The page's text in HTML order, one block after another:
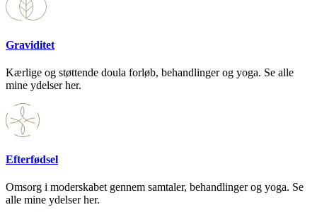
Graviditet
Kærlige og støttende doula forløb, behandlinger og yoga. Se alle
mine ydelser her.
Efterfødsel
Omsorg i moderskabet gennem samtaler, behandlinger og yoga. Se
alle mine ydelser her.